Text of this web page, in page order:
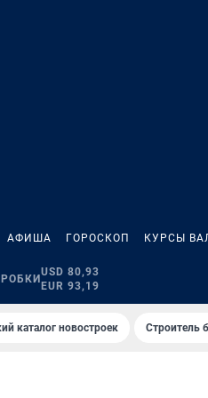
АФИША ГОРОСКОП КУРСЫ
USD 80,93
EUR 93,19
каталог новостроек Строитель